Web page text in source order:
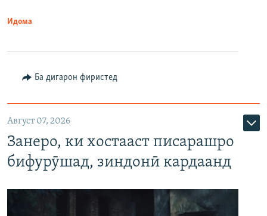
Идома
Ба дигарон фиристед
Август 07, 2026
Занеро, ки хостааст писарашро
бифурӯшад, зиндонӣ кардаанд